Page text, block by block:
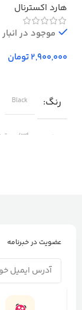
500 گیگابایت
Digital Elements
Drive – 500GB
هارد اکسترنال
موجود در انبار
تومان
رنگ Black
wd/وسترن دیجیتال
عضویت در خبرنامه